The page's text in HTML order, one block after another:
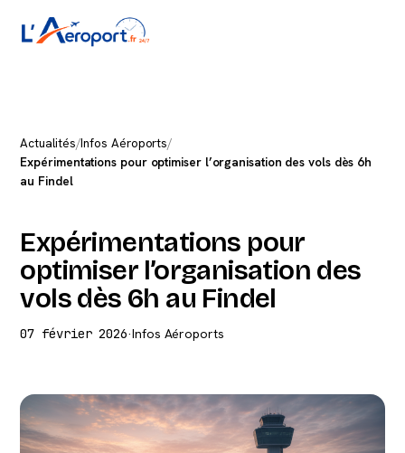
Actualités/Infos Aéroports/
Expérimentations pour optimiser l’organisation des vols dès 6h
au Findel
Expérimentations pour
optimiser l’organisation des
vols dès 6h au Findel
07 février 2026·Infos Aéroports